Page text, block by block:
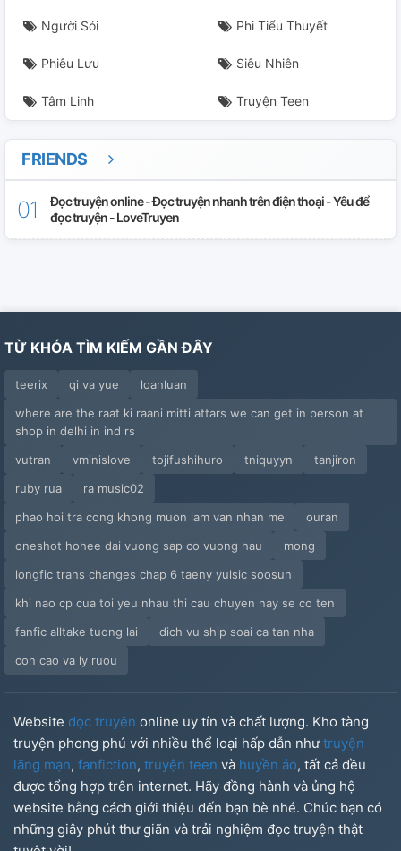
Người Sói Phi Tiểu Thuyết
Phiêu Lưu Siêu Nhiên
Tâm Linh Truyện Teen
FRIENDS
Đọc truyện online - Đọc truyện nhanh trên điện thoại - Yêu để
đọc truyện - LoveTruyen
TỪ KHÓA TÌM KIẾM GẦN ĐÂY
teerix qi va yue
loanluan
where are the raat ki raani mitti attars we can get in person at
shop in delhi in ind rs
vutran
vminislove tojifushihuro tniquyyn
tanjiron
ruby rua
ra music02
phao hoi tra cong khong muon lam van nhan me
ouran
oneshot hohee dai vuong sap co vuong hau
mong
longfic trans changes chap 6 taeny yulsic soosun
khi nao cp cua toi yeu nhau thi cau chuyen nay se co ten
fanfic alltake tuong lai
dich vu ship soai ca tan nha
con cao va ly ruou
Website đọc truyện online uy tín và chất lượng. Kho tàng
truyện phong phú với nhiều thể loại hấp dẫn nhưtruyện
lãng mạn, fanfiction, truyện teen và huyền ảo, tất cả đều
được tổng hợp trên internet. Hãy đồng hành và ủng hộ
website bằng cách giới thiệu đến bạn bè nhé. Chúc bạn có
những giây phút thư giãn và trải nghiệm đọc truyện thật